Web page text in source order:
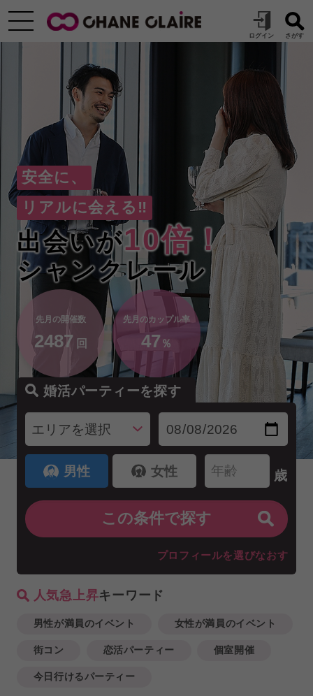
安全に、
リアルに会える‼
出会いが10倍！
シャンクレール
先月の開催数
2487 回
先月のカップル率
47 ％
婚活パーティーを探す
男性 女性 歳
プロフィールを選びなおす
人気急上昇キーワード
男性が満員のイベント 女性が満員のイベント
街コン 恋活パーティー 個室開催
今日行けるパーティー